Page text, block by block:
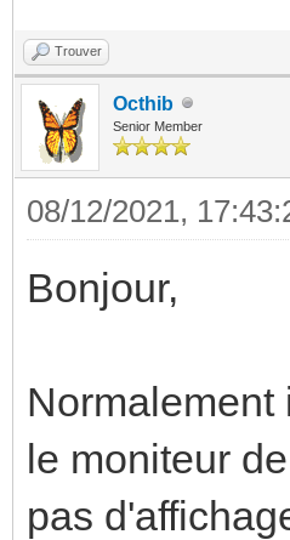
Trouver
Octhib
Senior Member
08/12/2021,
Bonjour,
Normalement
le moniteur
pas